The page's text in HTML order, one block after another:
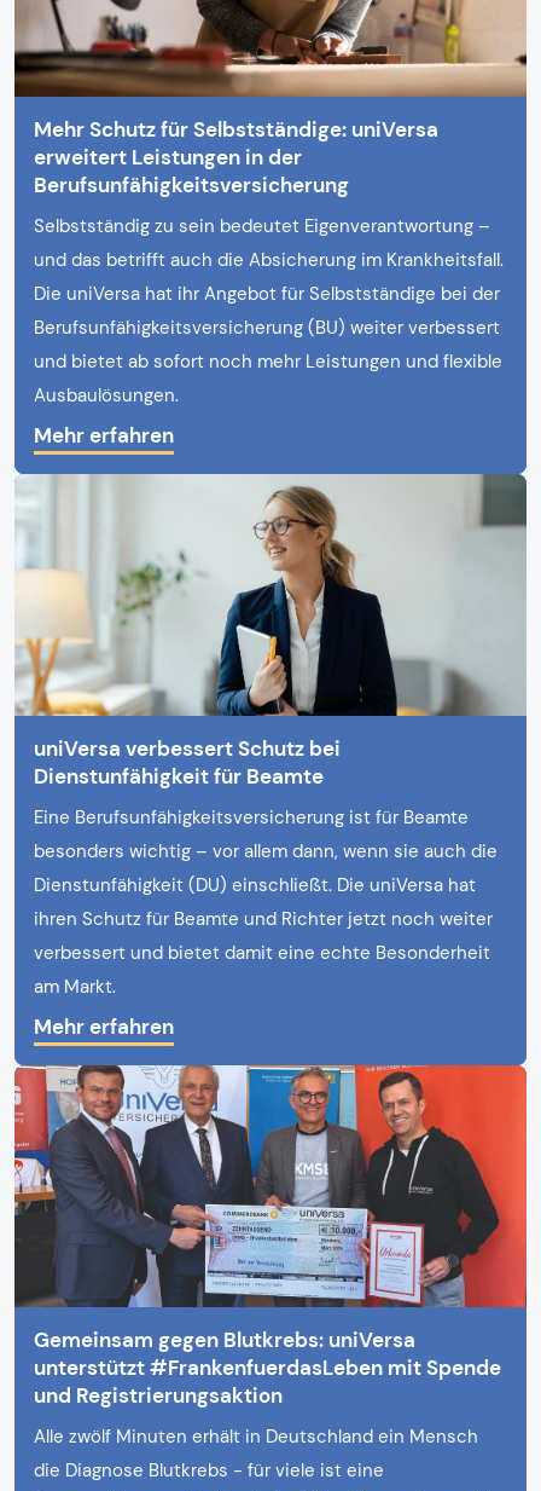
Mehr Schutz für Selbstständige: uniVersa
erweitert Leistungen in der
Berufsunfähigkeitsversicherung
Selbstständig zu sein bedeutet Eigenverantwortung –
und das betrifft auch die Absicherung im Krankheitsfall.
Die uniVersa hat ihr Angebot für Selbstständige bei der
Berufsunfähigkeitsversicherung (BU) weiter verbessert
und bietet ab sofort noch mehr Leistungen und flexible
Ausbaulösungen.
Mehr erfahren
uniVersa verbessert Schutz bei
Dienstunfähigkeit für Beamte
Eine Berufsunfähigkeitsversicherung ist für Beamte
besonders wichtig – vor allem dann, wenn sie auch die
Dienstunfähigkeit (DU) einschließt. Die uniVersa hat
ihren Schutz für Beamte und Richter jetzt noch weiter
verbessert und bietet damit eine echte Besonderheit
am Markt.
Mehr erfahren
Gemeinsam gegen Blutkrebs: uniVersa
unterstützt #FrankenfuerdasLeben mit Spende
und Registrierungsaktion
Alle zwölf Minuten erhält in Deutschland ein Mensch
die Diagnose Blutkrebs - für viele ist eine